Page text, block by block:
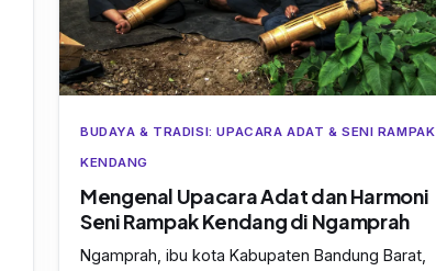
BUDAYA & TRADISI: UPACARA ADAT & SENI RAMPAK
KENDANG
Mengenal Upacara Adat dan Harmoni
Seni Rampak Kendang di Ngamprah
Ngamprah, ibu kota Kabupaten Bandung Barat,